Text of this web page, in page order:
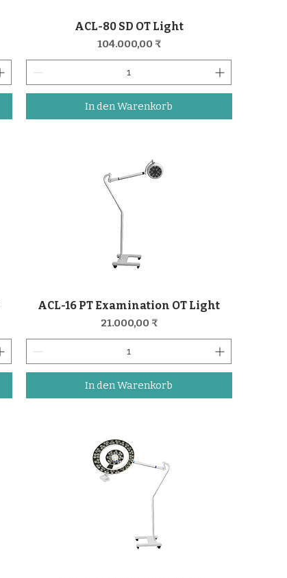
Schnellansicht
ACL-80 SD OT Light
Preis
104.000,00 ₹
In den Warenkorb
Schnellansicht
ACL-16 PT Examination OT Light
Preis
21.000,00 ₹
In den Warenkorb